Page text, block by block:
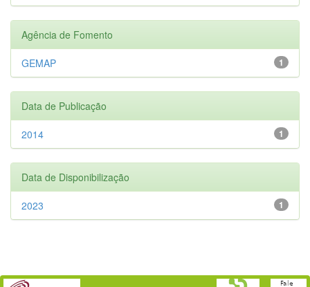
Agência de Fomento
1
GEMAP
Data de Publicação
1
2014
Data de Disponibilização
1
2023